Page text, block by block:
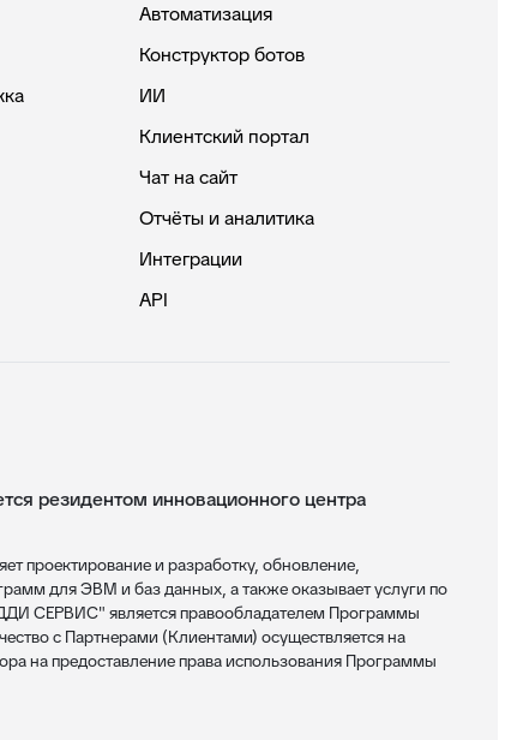
Автоматизация
Конструктор ботов
ИИ
Клиентский портал
Чат на сайт
Отчёты и аналитика
Интеграции
API
резидентом инновационного центра
и разработку, обновление,
для ЭВМ и баз данных, а также оказывает услуги по
СЕРВИС" является правообладателем Программы
с Партнерами (Клиентами) осуществляется на
на предоставление права использования Программы